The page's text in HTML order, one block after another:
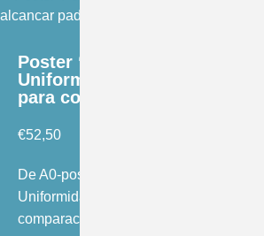
Poster ‘Posicionamento em
Uniformidada para alcancar
para comparacão’
€52,50
De A0-poster 'Posicionamento em
Uniformidada para alcancar padrrão
comparacão' is speciaal samengesteld